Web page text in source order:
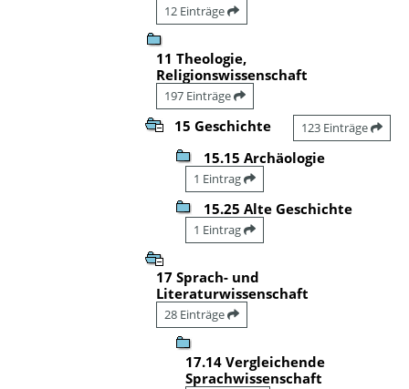
12 Einträge
11 Theologie,
Religionswissenschaft
197 Einträge
15 Geschichte 123 Einträge
15.15 Archäologie
1 Eintrag
15.25 Alte Geschichte
1 Eintrag
17 Sprach- und
Literaturwissenschaft
28 Einträge
17.14 Vergleichende
Sprachwissenschaft